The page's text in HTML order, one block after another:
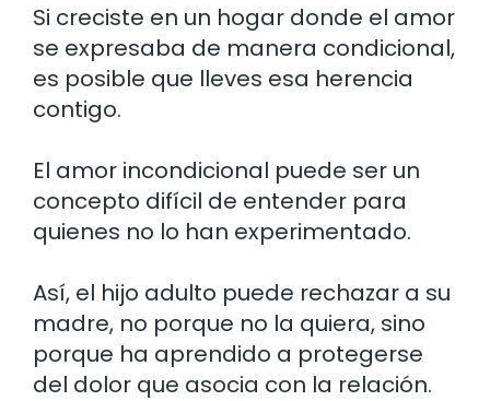
Si creciste en un hogar donde el amor
se expresaba de manera condicional,
es posible que lleves esa herencia
contigo.
El amor incondicional puede ser un
concepto difícil de entender para
quienes no lo han experimentado.
Así, el hijo adulto puede rechazar a su
madre, no porque no la quiera, sino
porque ha aprendido a protegerse
del dolor que asocia con la relación.